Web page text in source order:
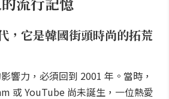
，它是韓國街頭時尚的拓荒
響力，必須回到 2001 年。當時，
或 YouTube 尚未誕生，一位熱愛